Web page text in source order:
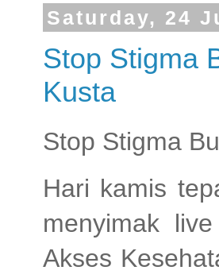
Saturday, 24
Stop Stigma
Kusta
Stop Stigma
Hari kamis
menyimak
Akses